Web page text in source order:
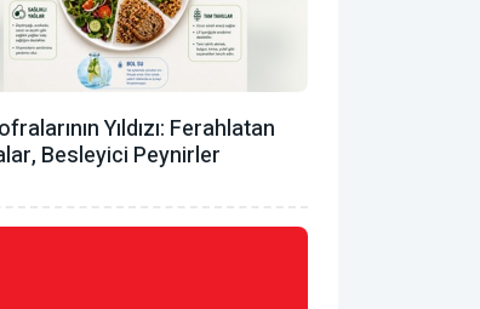
Yıldızı: Ferahlatan
Besleyici Peynirler